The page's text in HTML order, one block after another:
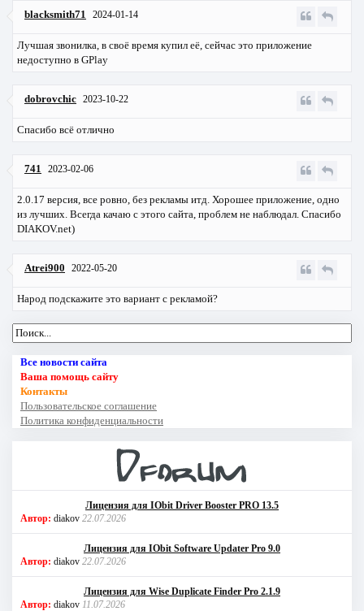
blacksmith71 2024-01-14
Лучшая звонилка, в своё время купил её, сейчас это приложение
недоступно в GPlay
dobrovchic 2023-10-22
Спасибо всё отлично
741 2023-02-06
2.0.17 версия, все ровно, без рекламы итд. Хорошее приложение, одно
из лучших. Всегда качаю с этого сайта, проблем не наблюдал. Спасибо
DIAKOV.net)
Atrei900 2022-05-20
Народ подскажите это вариант с рекламой?
Все новости сайта
Ваша помощь сайту
Контакты
Пользовательское соглашение
Политика конфиденциальности
Лицензия для IObit Driver Booster PRO 13.5
Автор: diakov 22.07.2026
Лицензия для IObit Software Updater Pro 9.0
Автор: diakov 22.07.2026
Лицензия для Wise Duplicate Finder Pro 2.1.9
Автор: diakov 11.07.2026